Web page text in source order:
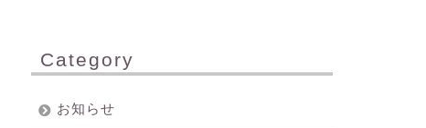
Category
お知らせ